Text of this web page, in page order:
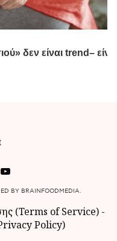
BY BRAINFOODMEDIA.
(Terms of Service)-
Policy)